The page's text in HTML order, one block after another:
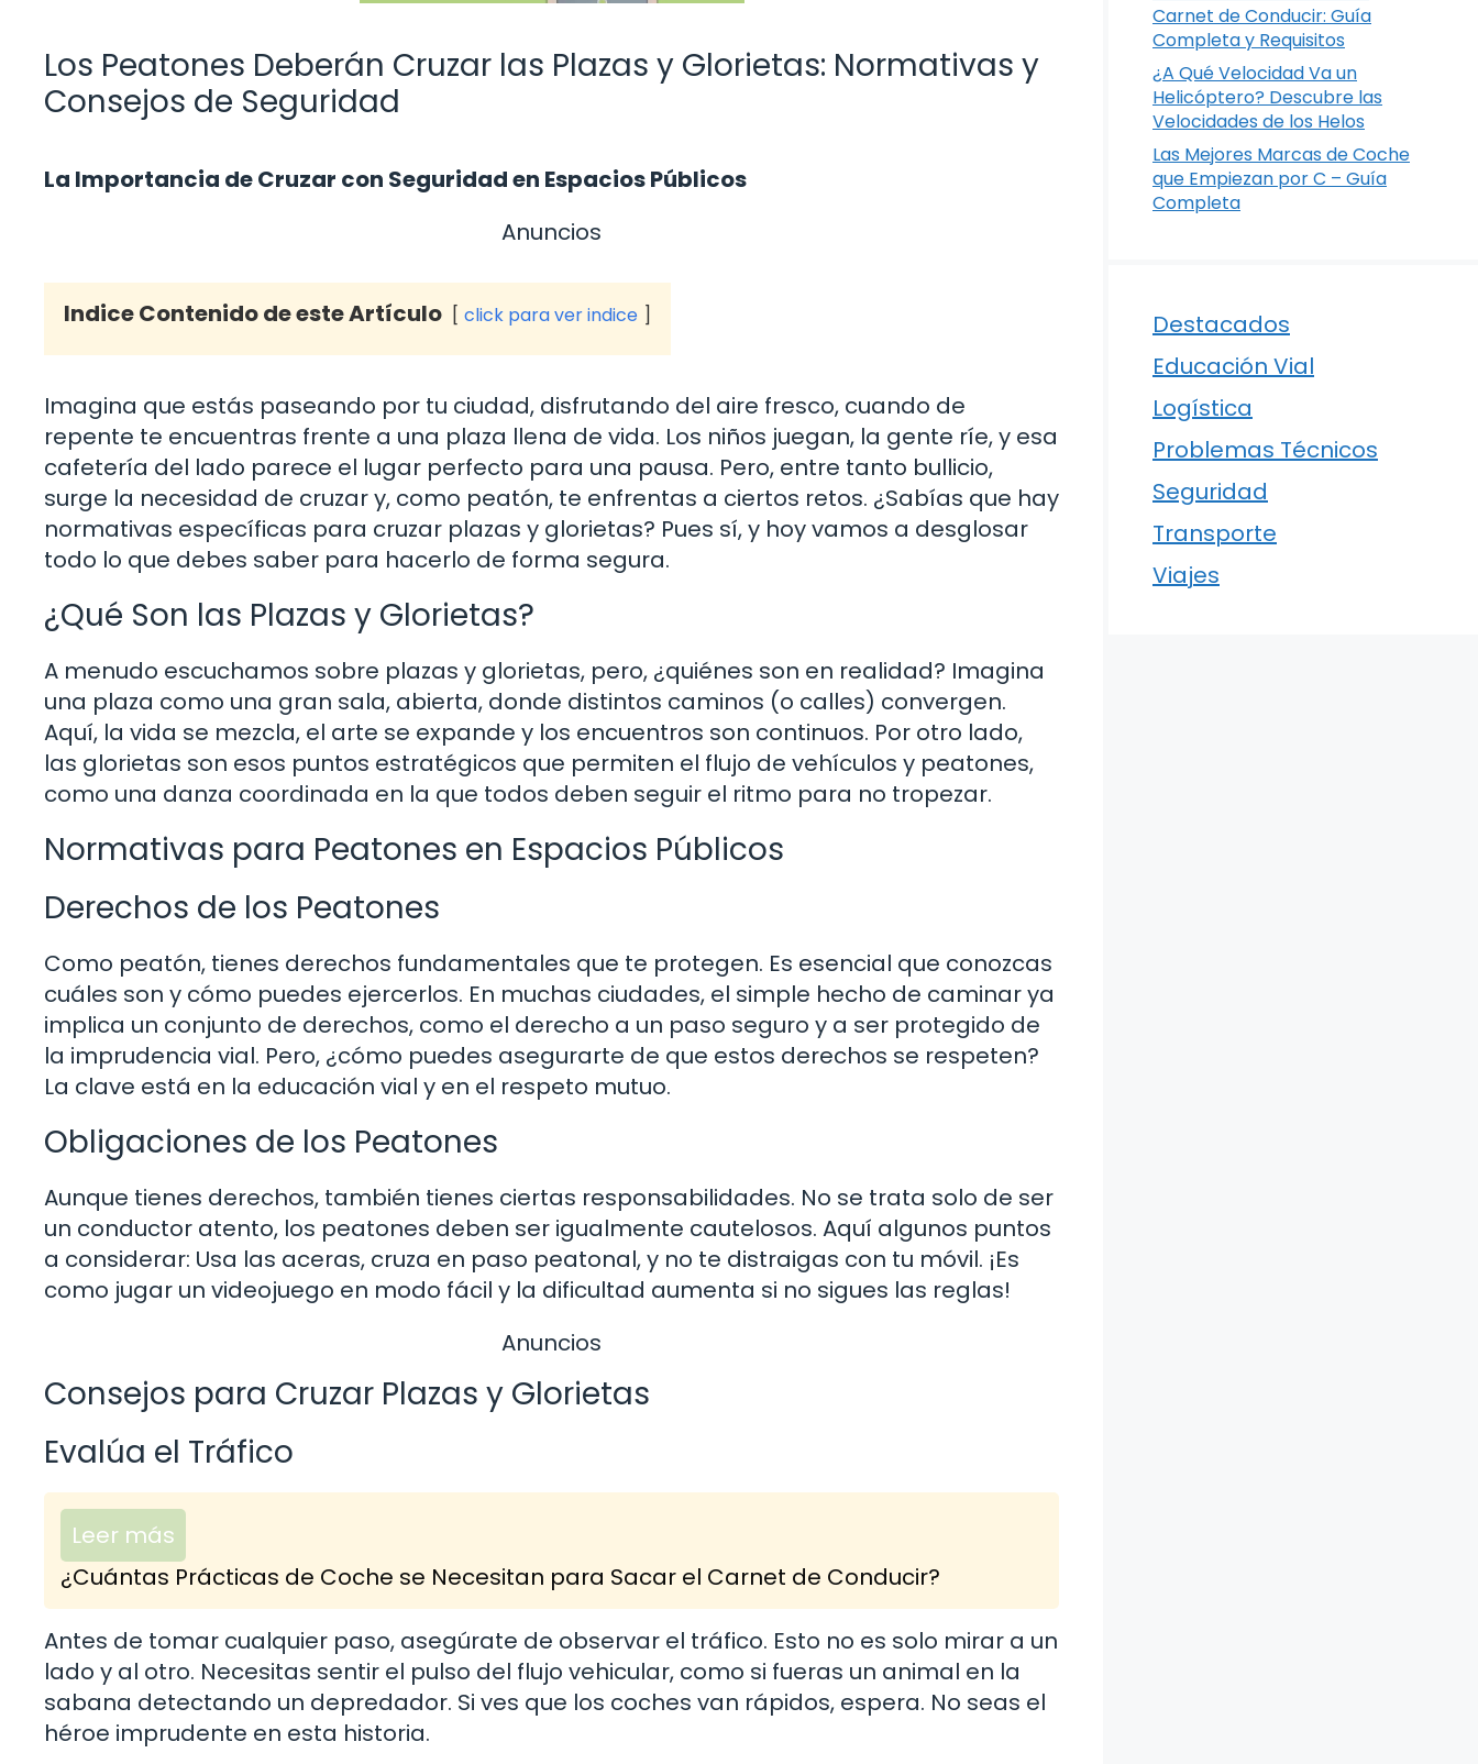
Los Peatones Deberán Cruzar las Plazas y Glorietas: Normativas y
Consejos de Seguridad
La Importancia de Cruzar con Seguridad en Espacios Públicos
Anuncios
Indice Contenido de este Artículo click para ver indice
Imagina que estás paseando por tu ciudad, disfrutando del aire fresco, cuando de
repente te encuentras frente a una plaza llena de vida. Los niños juegan, la gente ríe, y esa
cafetería del lado parece el lugar perfecto para una pausa. Pero, entre tanto bullicio,
surge la necesidad de cruzar y, como peatón, te enfrentas a ciertos retos. ¿Sabías que hay
normativas específicas para cruzar plazas y glorietas? Pues sí, y hoy vamos a desglosar
todo lo que debes saber para hacerlo de forma segura.
¿Qué Son las Plazas y Glorietas?
A menudo escuchamos sobre plazas y glorietas, pero, ¿quiénes son en realidad? Imagina
una plaza como una gran sala, abierta, donde distintos caminos (o calles) convergen.
Aquí, la vida se mezcla, el arte se expande y los encuentros son continuos. Por otro lado,
las glorietas son esos puntos estratégicos que permiten el flujo de vehículos y peatones,
como una danza coordinada en la que todos deben seguir el ritmo para no tropezar.
Normativas para Peatones en Espacios Públicos
Derechos de los Peatones
Como peatón, tienes derechos fundamentales que te protegen. Es esencial que conozcas
cuáles son y cómo puedes ejercerlos. En muchas ciudades, el simple hecho de caminar ya
implica un conjunto de derechos, como el derecho a un paso seguro y a ser protegido de
la imprudencia vial. Pero, ¿cómo puedes asegurarte de que estos derechos se respeten?
La clave está en la educación vial y en el respeto mutuo.
Obligaciones de los Peatones
Aunque tienes derechos, también tienes ciertas responsabilidades. No se trata solo de ser
un conductor atento, los peatones deben ser igualmente cautelosos. Aquí algunos puntos
a considerar: Usa las aceras, cruza en paso peatonal, y no te distraigas con tu móvil. ¡Es
como jugar un videojuego en modo fácil y la dificultad aumenta si no sigues las reglas!
Anuncios
Consejos para Cruzar Plazas y Glorietas
Evalúa el Tráfico
Leer más
¿Cuántas Prácticas de Coche se Necesitan para Sacar el Carnet de Conducir?
Antes de tomar cualquier paso, asegúrate de observar el tráfico. Esto no es solo mirar a un
lado y al otro. Necesitas sentir el pulso del flujo vehicular, como si fueras un animal en la
sabana detectando un depredador. Si ves que los coches van rápidos, espera. No seas el
héroe imprudente en esta historia.
Carnet de Conducir: Guía
Completa y Requisitos
¿A Qué Velocidad Va un
Helicóptero? Descubre las
Velocidades de los Helos
Las Mejores Marcas de Coche
que Empiezan por C – Guía
Completa
Destacados
Educación Vial
Logística
Problemas Técnicos
Seguridad
Transporte
Viajes